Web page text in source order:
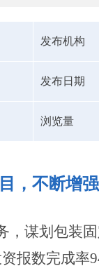
发布机构
发布日期
浏览量
，不断增
，谋划包装
资报数完成率